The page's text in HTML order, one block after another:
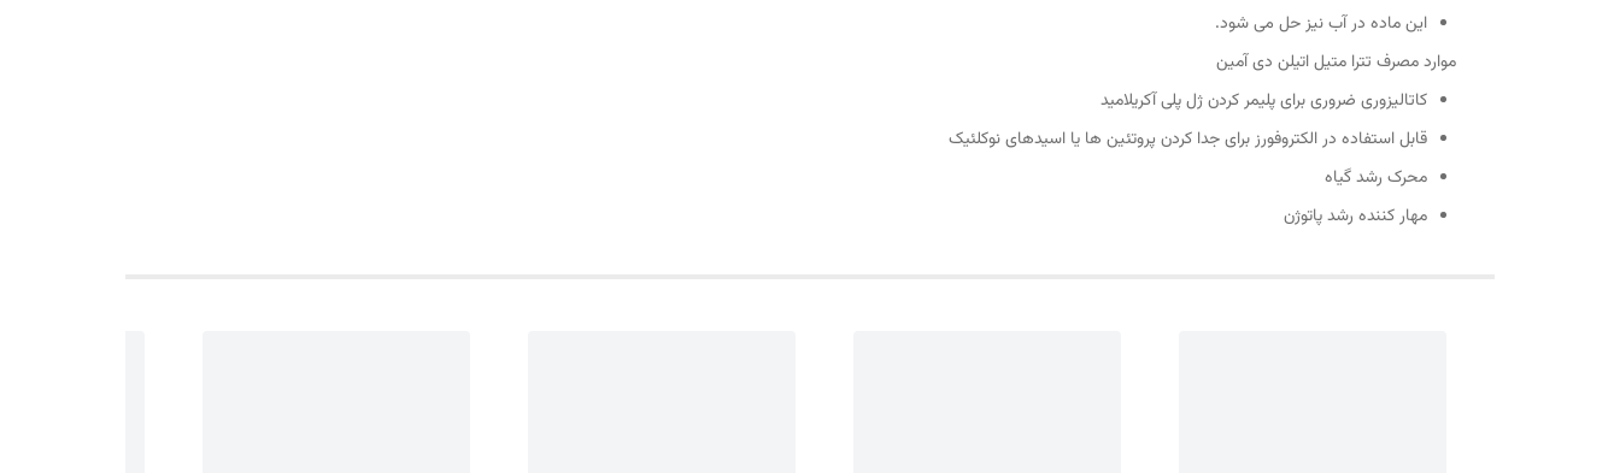
این ماده در آب نیز حل می شود.
موارد مصرف تترا متیل اتیلن دی آمین
کاتالیزوری ضروری برای پلیمر کردن ژل پلی آکریلامید
قابل استفاده در الکتروفورز برای جدا کردن پروتئین ها یا اسیدهای نوکلئیک
محرک رشد گیاه
مهار کننده رشد پاتوژن